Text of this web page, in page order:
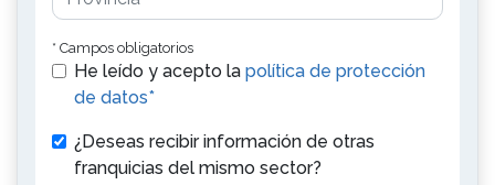
* Campos obligatorios
He leído y acepto la política de protección
de datos*
¿Deseas recibir información de otras
franquicias del mismo sector?